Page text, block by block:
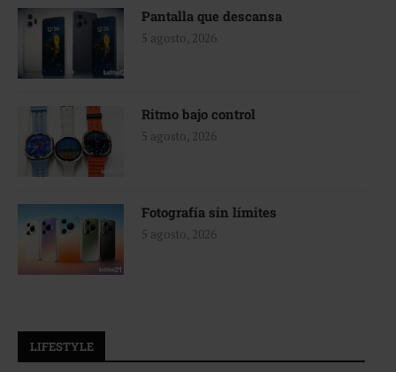
Pantalla que descansa
5 agosto, 2026
Ritmo bajo control
5 agosto, 2026
Fotografía sin límites
5 agosto, 2026
LIFESTYLE